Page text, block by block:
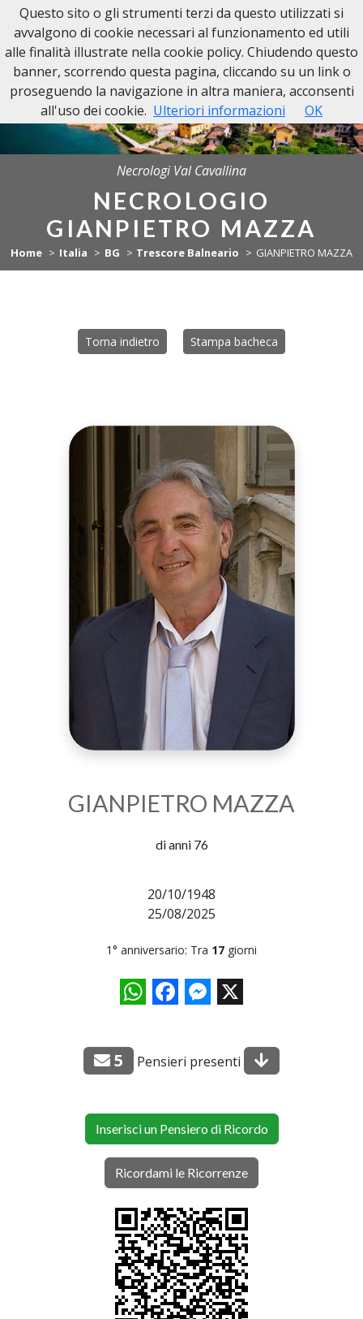
NECROLOGI VAL CAVALLINA
Necrologi Val Cavallina
NECROLOGIO
GIANPIETRO MAZZA
Home Italia BG Trescore Balneario GIANPIETRO MAZZA
Torna indietro Stampa bacheca
GIANPIETRO MAZZA
di anni 76
20/10/1948
25/08/2025
1° anniversario: Tra 17 giorni
WhatsAppFacebookMessenger
X
5 Pensieri presenti
Inserisci un Pensiero di Ricordo
Ricordami le Ricorrenze
Questo sito o gli strumenti terzi da questo utilizzati si
avvalgono di cookie necessari al funzionamento ed utili
alle finalità illustrate nella cookie policy. Chiudendo questo
banner, scorrendo questa pagina, cliccando su un link o
proseguendo la navigazione in altra maniera, acconsenti
all'uso dei cookie. Ulteriori informazioni OK